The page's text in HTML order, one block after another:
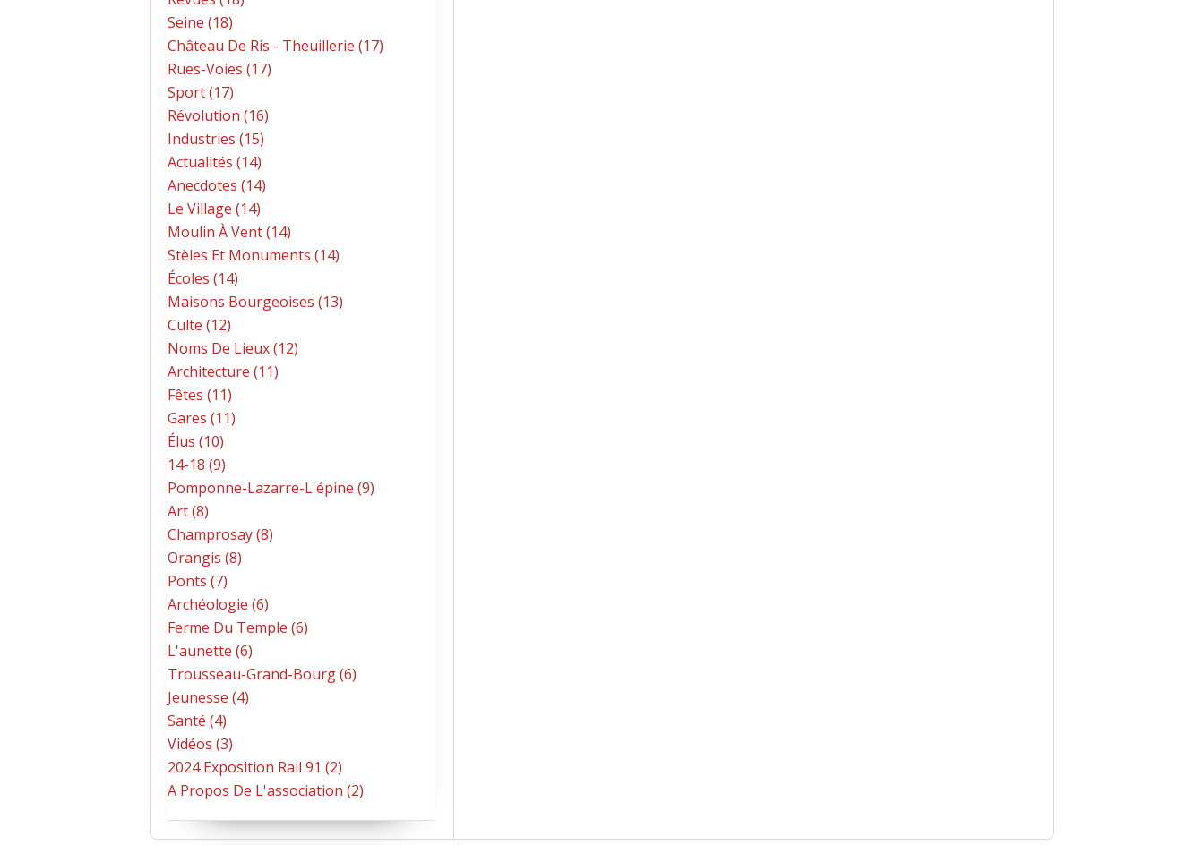
Seine (18)
Château De Ris - Theuillerie (17)
Rues-Voies (17)
Sport (17)
Révolution (16)
Industries (15)
Actualités (14)
Anecdotes (14)
Le Village (14)
Moulin À Vent (14)
Stèles Et Monuments (14)
Écoles (14)
Maisons Bourgeoises (13)
Culte (12)
Noms De Lieux (12)
Architecture (11)
Fêtes (11)
Gares (11)
Élus (10)
14-18 (9)
Pomponne-Lazarre-L'épine (9)
Art (8)
Champrosay (8)
Orangis (8)
Ponts (7)
Archéologie (6)
Ferme Du Temple (6)
L'aunette (6)
Trousseau-Grand-Bourg (6)
Jeunesse (4)
Santé (4)
Vidéos (3)
2024 Exposition Rail 91 (2)
A Propos De L'association (2)